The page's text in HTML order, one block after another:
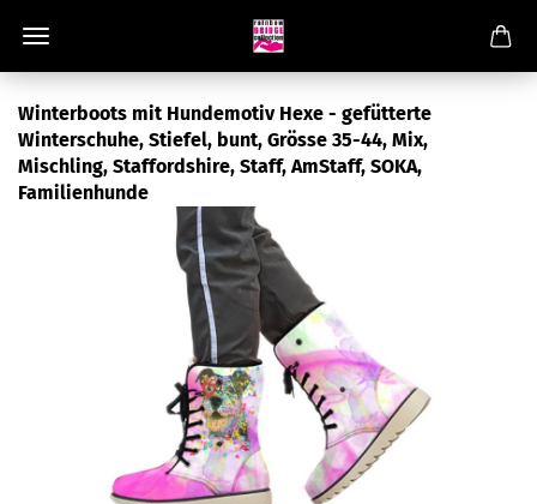
Winterboots mit Hundemotiv Hexe - gefütterte
Winterschuhe, Stiefel, bunt, Grösse 35-44, Mix,
Mischling, Staffordshire, Staff, AmStaff, SOKA,
Familienhunde